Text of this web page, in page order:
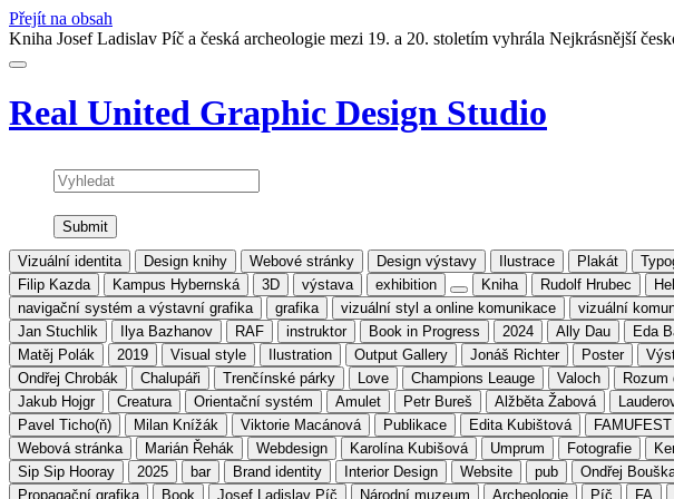
Přejít na obsah
Kniha Josef Ladislav Píč a česká archeologie mezi 19. a 20. stoletím vyhrála Nejkrásnější
Real United Graphic Design Studio
Vyhledat
Vizuální identita Design knihy Webové stránky Design výstavy Ilustrace Plakát
Filip Kazda
Kampus Hybernská 3D výstava exhibition Kniha Rudolf Hrubec
navigační systém a výstavní grafika
grafika vizuální styl a online komunikace vizuální
Jan Stuchlik
Ilya Bazhanov RAF instruktor Book in Progress 2024 Ally Dau Eda
Matěj Polák
2019 Visual style Ilustration Output Gallery Jonáš Richter Poster
Ondřej Chrobák
Chalupáři Trenčínské párky Love Champions Leauge Valoch Rozum
Jakub Hojgr
Creatura Orientační systém Amulet Petr Bureš Alžběta Žabová
Pavel Ticho(ň)
Milan Knížák Viktorie Macánová Publikace Edita Kubištová FAMUFEST
Webová stránka
Marián Řehák Webdesign Karolína Kubišová Umprum Fotografie
Sip Sip Hooray
2025 bar Brand identity Interior Design Website pub Ondřej
Propagační grafika
Book Josef Ladislav Píč Národní muzeum Archeologie Píč FA